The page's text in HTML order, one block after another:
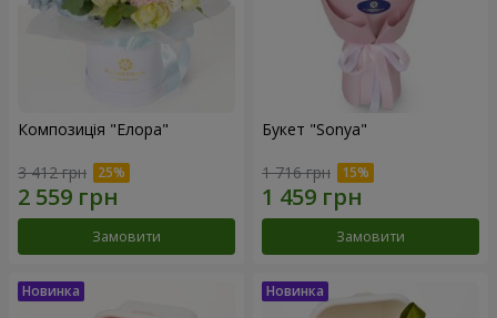
Композиція "Елора"
3 412 грн
Замовити
Букет "Sonya"
1 716 грн
Замовити